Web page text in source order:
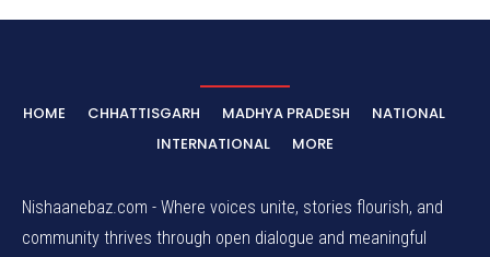
HOME CHHATTISGARH MADHYA PRADESH
NATIONAL
INTERNATIONAL
MORE
Nishaanebaz.com - Where voices unite, stories flourish, and
community thrives through open dialogue and meaningful